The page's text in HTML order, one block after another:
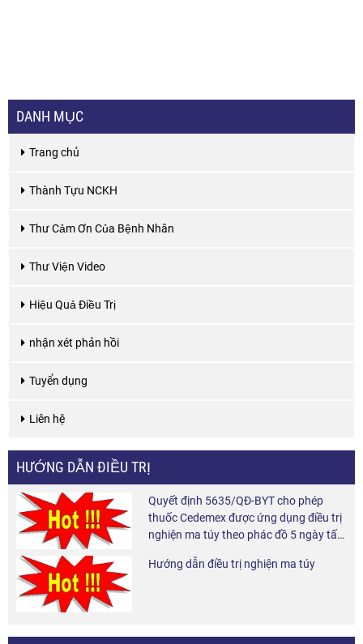
DANH MỤC
Trang chủ
Thành Tựu NCKH
Thư Cảm Ơn Của Bệnh Nhân
Thư Viện Video
Hiệu Quả Điều Trị
nhận xét phản hồi
Tuyển dụng
Liên hệ
HƯỚNG DẪN ĐIỀU TRỊ
Quyết định 5635/QĐ-BYT cho phép
thuốc Cedemex được ứng dụng điều trị
nghiện ma túy theo phác đồ 5 ngày tấn
Hướng dẫn điều trị nghiện ma túy